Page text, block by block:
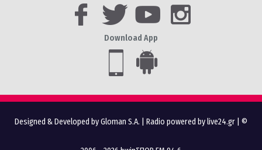
Download App
Designed & Developed by Gloman S.A. Radio powered by live24.gr | ©